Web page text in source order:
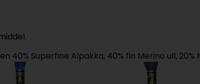
Superfine Alpakka, 40% fin Merino ull,